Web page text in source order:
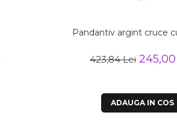
Pandantiv argint cruce
423,84 Lei
ADAUGA IN COS